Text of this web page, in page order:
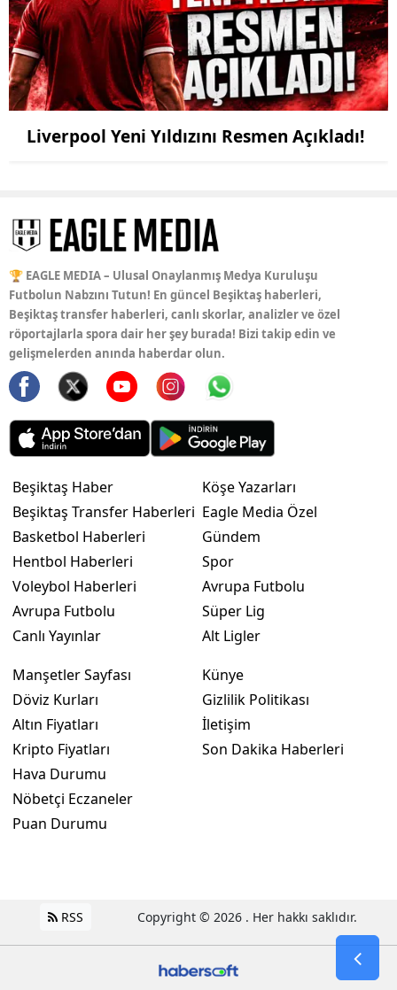
Liverpool Yeni Yıldızını Resmen Açıkladı!
🏆 EAGLE MEDIA – Ulusal Onaylanmış Medya Kuruluşu
Futbolun Nabzını Tutun! En güncel Beşiktaş haberleri,
Beşiktaş transfer haberleri, canlı skorlar, analizler ve özel
röportajlarla spora dair her şey burada! Bizi takip edin ve
gelişmelerden anında haberdar olun.
Beşiktaş Haber
Beşiktaş Transfer Haberleri
Basketbol Haberleri
Hentbol Haberleri
Voleybol Haberleri
Avrupa Futbolu
Canlı Yayınlar
Köşe Yazarları
Eagle Media Özel
Gündem
Spor
Avrupa Futbolu
Süper Lig
Alt Ligler
Manşetler Sayfası
Döviz Kurları
Altın Fiyatları
Kripto Fiyatları
Hava Durumu
Nöbetçi Eczaneler
Puan Durumu
Künye
Gizlilik Politikası
İletişim
Son Dakika Haberleri
RSS Copyright © 2026 . Her hakkı saklıdır.